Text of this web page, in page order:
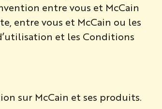
entre vous et McCain
entre vous et McCain ou les
et les Conditions
sur McCain et ses produits.